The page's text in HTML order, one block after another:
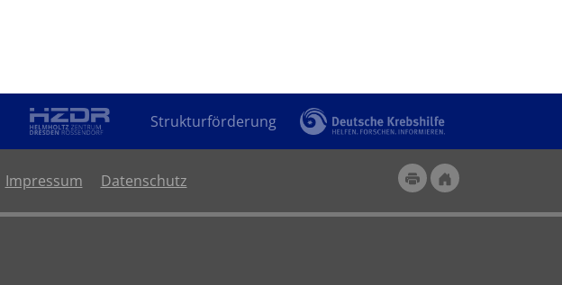
Strukturförderung
Impressum Datenschutz